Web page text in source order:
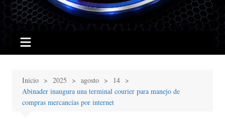
Inicio 2025 agosto
14
Abinader inaugura una terminal courier para manejo de
compras mercancías por internet